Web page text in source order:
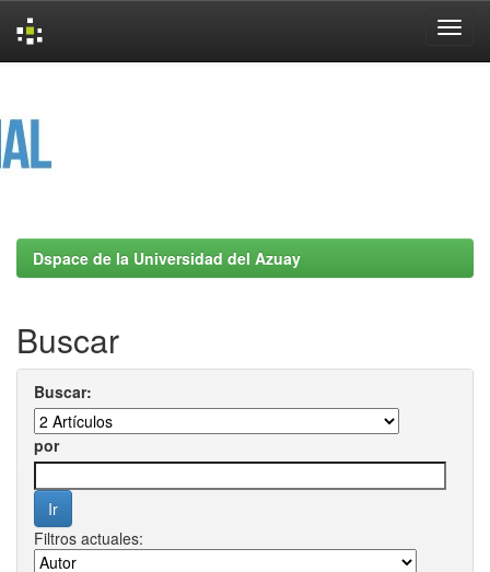
Dspace de la Universidad del Azuay
Buscar
Buscar:
por
Filtros actuales: